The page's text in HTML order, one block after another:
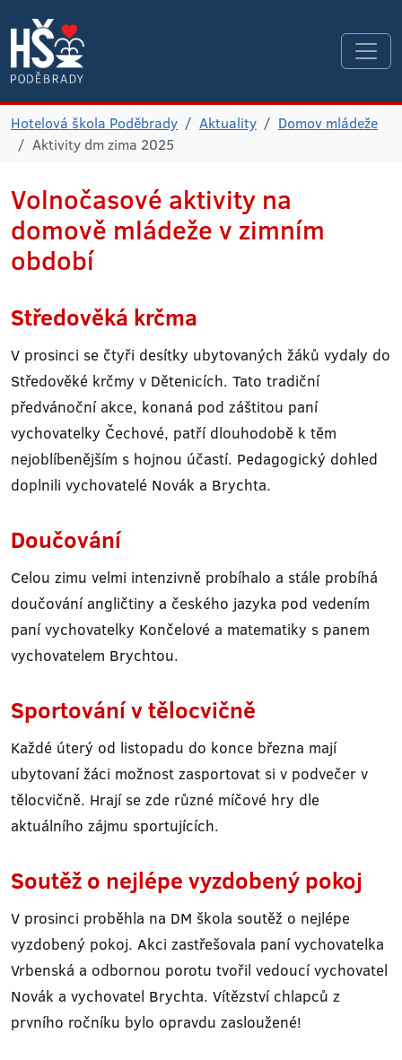
Hotelová škola Poděbrady Aktuality
Domov mládeže
Aktivity dm zima 2025
Volnočasové aktivity na
domově mládeže v zimním
období
Středověká krčma
V prosinci se čtyři desítky ubytovaných žáků vydaly do
Středověké krčmy v Dětenicích. Tato tradiční
předvánoční akce, konaná pod záštitou paní
vychovatelky Čechové, patří dlouhodobě k těm
nejoblíbenějším s hojnou účastí. Pedagogický dohled
doplnili vychovatelé Novák a Brychta.
Doučování
Celou zimu velmi intenzivně probíhalo a stále probíhá
doučování angličtiny a českého jazyka pod vedením
paní vychovatelky Končelové a matematiky s panem
vychovatelem Brychtou.
Sportování v tělocvičně
Každé úterý od listopadu do konce března mají
ubytovaní žáci možnost zasportovat si v podvečer v
tělocvičně. Hrají se zde různé míčové hry dle
aktuálního zájmu sportujících.
Soutěž o nejlépe vyzdobený pokoj
V prosinci proběhla na DM škola soutěž o nejlépe
vyzdobený pokoj. Akci zastřešovala paní vychovatelka
Vrbenská a odbornou porotu tvořil vedoucí vychovatel
Novák a vychovatel Brychta. Vítězství chlapců z
prvního ročníku bylo opravdu zasloužené!